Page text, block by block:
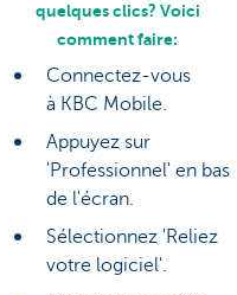
quelques clics? Voici
comment faire:
Connectez-vous
à KBC Mobile.
Appuyez sur
'Professionnel' en bas
de l'écran.
Sélectionnez 'Reliez
votre logiciel'.